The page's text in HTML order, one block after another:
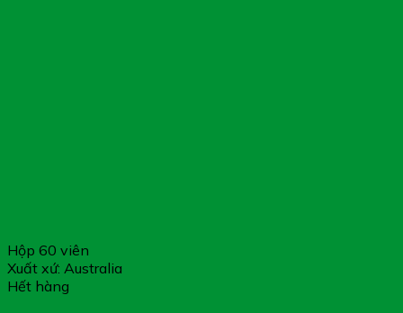
Hộp 60 viên
Xuất xứ: Australia
Hết hàng